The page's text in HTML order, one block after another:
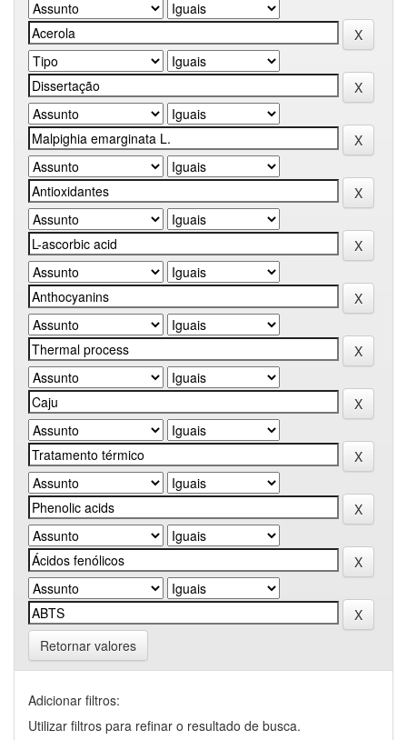
Retornar valores
Adicionar filtros:
Utilizar filtros para refinar o resultado de busca.